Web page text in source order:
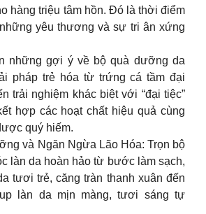
hàng triệu tâm hồn. Đó là thời điểm
yêu thương và sự tri ân xứng
những gợi ý về bộ quà dưỡng da
pháp trẻ hóa từ trứng cá tầm đại
trải nghiệm khác biệt với “đại tiệc”
hợp các hoạt chất hiệu quả cùng
quý hiếm.
và Ngăn Ngừa Lão Hóa: Trọn bộ
làn da hoàn hảo từ bước làm sạch,
tươi trẻ, căng tràn thanh xuân đến
làn da mịn màng, tươi sáng tự